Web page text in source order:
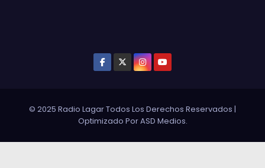
© 2025 Radio Lagar Todos Los Derechos Reservados |
Optimizado PorASD Medios.